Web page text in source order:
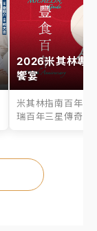
2026米其林專
饗宴
米其林指南百年之
瑞百年三星傳奇、